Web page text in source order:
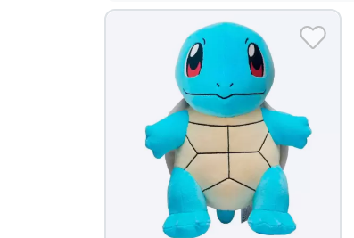
Zoradiť podľa Anime
Zoradiť podľa hier
Zoradiť podľa športu
Zoradiť podľa hudby